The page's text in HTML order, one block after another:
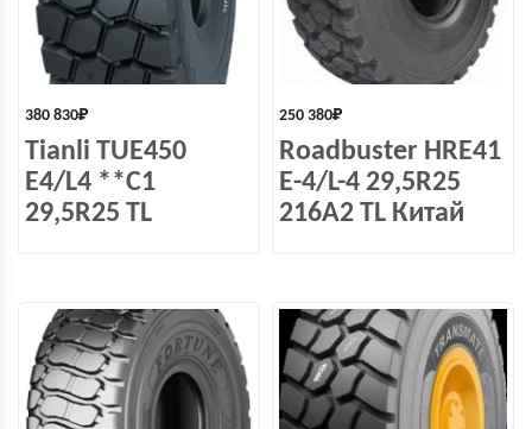
380 830₽
Tianli TUE450
E4/L4 **C1
29,5R25 TL
250 380₽
Roadbuster HRE41
E-4/L-4 29,5R25
216A2 TL Китай